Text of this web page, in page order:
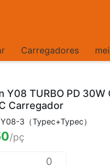
Carregadores
Y08 TURBO PD 30W
Carregador
3（Typec+Typec）
/pç